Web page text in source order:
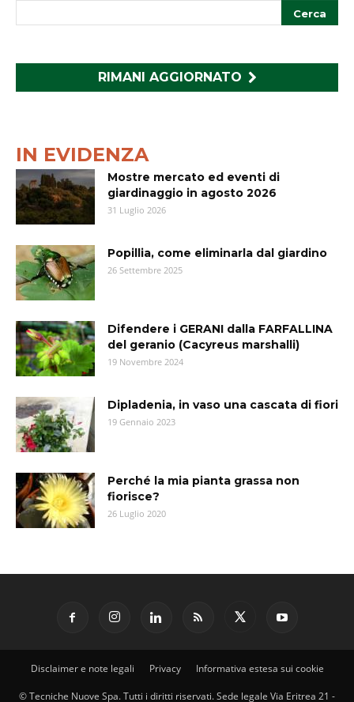
RIMANI AGGIORNATO
IN EVIDENZA
Mostre mercato ed eventi di
giardinaggio in agosto 2026
31 Luglio 2026
Popillia, come eliminarla dal giardino
26 Settembre 2025
Difendere i GERANI dalla FARFALLINA
del geranio (Cacyreus marshalli)
19 Novembre 2024
Dipladenia, in vaso una cascata di fiori
19 Gennaio 2023
Perché la mia pianta grassa non
fiorisce?
26 Luglio 2020
Disclaimer e note legali Privacy Informativa estesa sui cookie
© Tecniche Nuove Spa. Tutti i diritti riservati. Sede legale Via Eritrea 21 -